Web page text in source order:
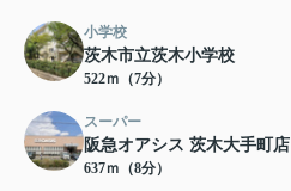
小学校
茨木市立茨木小学校
522ｍ（7分）
スーパー
阪急オアシス 茨木大手町店
637ｍ（8分）